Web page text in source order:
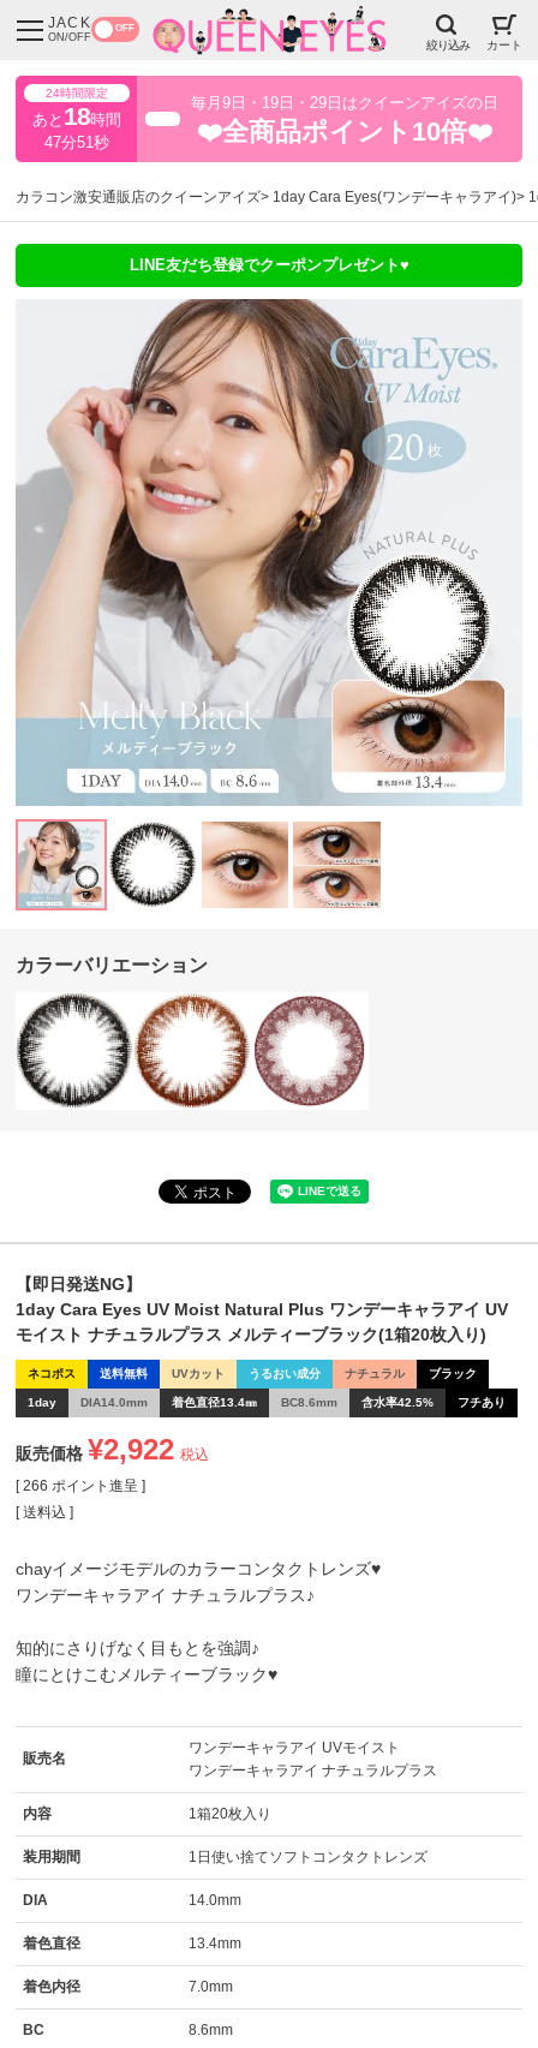
JACK
ON/OFF
OFF
絞り込み カート
24時間限定
あと 18時間
47分51秒
毎月9日・19日・29日はクイーンアイズの日
❤️全商品ポイント10倍❤️
カラコン激安通販店のクイーンアイズ 1day Cara Eyes(ワンデーキャラアイ)
LINE友だち登録でクーポンプレゼント♥
カラーバリエーション
【即日発送NG】
1day Cara Eyes UV Moist Natural Plus ワンデーキャラアイ UV
モイスト ナチュラルプラス メルティーブラック(1箱20枚入り)
ネコポス 送料無料 UVカット うるおい成分 ナチュラル ブラック
1day DIA14.0mm 着色直径13.4㎜ BC8.6mm 含水率42.5% フチあり
販売価格 ¥2,922 税込
[ 266 ポイント進呈 ]
送料込
chayイメージモデルのカラーコンタクトレンズ♥
ワンデーキャラアイ ナチュラルプラス♪
知的にさりげなく目もとを強調♪
瞳にとけこむメルティーブラック♥
販売名
ワンデーキャラアイ UVモイスト
ワンデーキャラアイ ナチュラルプラス
内容 1箱20枚入り
装用期間 1日使い捨てソフトコンタクトレンズ
DIA 14.0mm
着色直径 13.4mm
着色内径 7.0mm
BC 8.6mm